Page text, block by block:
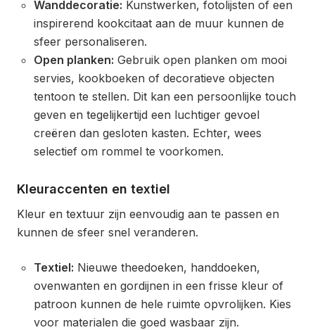
Wanddecoratie: Kunstwerken, fotolijsten of een
inspirerend kookcitaat aan de muur kunnen de
sfeer personaliseren.
Open planken: Gebruik open planken om mooi
servies, kookboeken of decoratieve objecten
tentoon te stellen. Dit kan een persoonlijke touch
geven en tegelijkertijd een luchtiger gevoel
creëren dan gesloten kasten. Echter, wees
selectief om rommel te voorkomen.
Kleuraccenten en textiel
Kleur en textuur zijn eenvoudig aan te passen en
kunnen de sfeer snel veranderen.
Textiel: Nieuwe theedoeken, handdoeken,
ovenwanten en gordijnen in een frisse kleur of
patroon kunnen de hele ruimte opvrolijken. Kies
voor materialen die goed wasbaar zijn.